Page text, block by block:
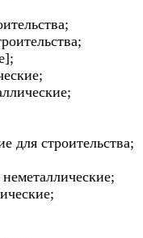
для строительства;